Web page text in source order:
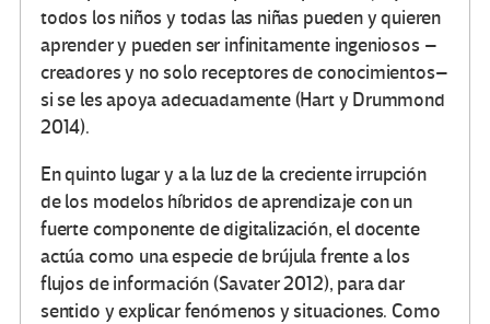
todos los niños y todas las niñas pueden y quieren
aprender y pueden ser infinitamente ingeniosos –
creadores y no solo receptores de conocimientos–
si se les apoya adecuadamente (Hart y Drummond
2014).
En quinto lugar y a la luz de la creciente irrupción
de los modelos híbridos de aprendizaje con un
fuerte componente de digitalización, el docente
actúa como una especie de brújula frente a los
flujos de información (Savater 2012), para dar
sentido y explicar fenómenos y situaciones. Como